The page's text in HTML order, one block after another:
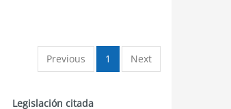
Previous 1 Next
Legislación citada